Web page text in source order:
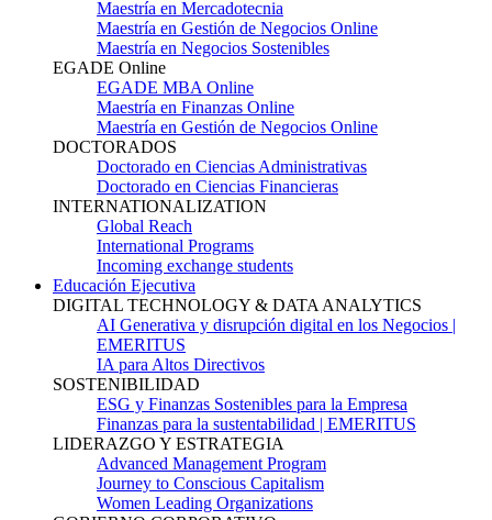
Maestría en Mercadotecnia
Maestría en Gestión de Negocios Online
Maestría en Negocios Sostenibles
EGADE Online
EGADE MBA Online
Maestría en Finanzas Online
Maestría en Gestión de Negocios Online
DOCTORADOS
Doctorado en Ciencias Administrativas
Doctorado en Ciencias Financieras
INTERNATIONALIZATION
Global Reach
International Programs
Incoming exchange students
Educación Ejecutiva
DIGITAL TECHNOLOGY & DATA ANALYTICS
AI Generativa y disrupción digital en los Negocios |
EMERITUS
IA para Altos Directivos
SOSTENIBILIDAD
ESG y Finanzas Sostenibles para la Empresa
Finanzas para la sustentabilidad | EMERITUS
LIDERAZGO Y ESTRATEGIA
Advanced Management Program
Journey to Conscious Capitalism
Women Leading Organizations